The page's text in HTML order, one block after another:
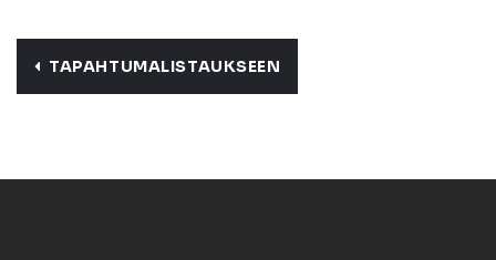
TAPAHTUMALISTAUKSEEN